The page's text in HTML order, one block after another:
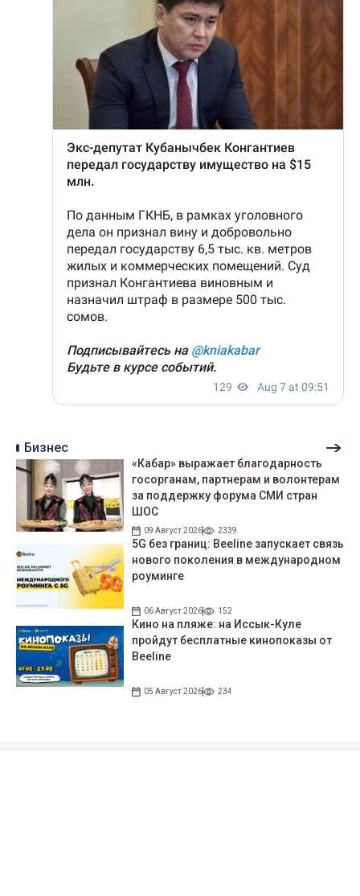
Бизнес
«Кабар» выражает благодарность
госорганам, партнерам и волонтерам
за поддержку форума СМИ стран
ШОС
09 Август 2026 2339
5G без границ: Beeline запускает связь
нового поколения в международном
роуминге
06 Август 2026 152
Кино на пляже: на Иссык-Куле
пройдут беcплатные кинопоказы от
Beeline
05 Август 2026 234